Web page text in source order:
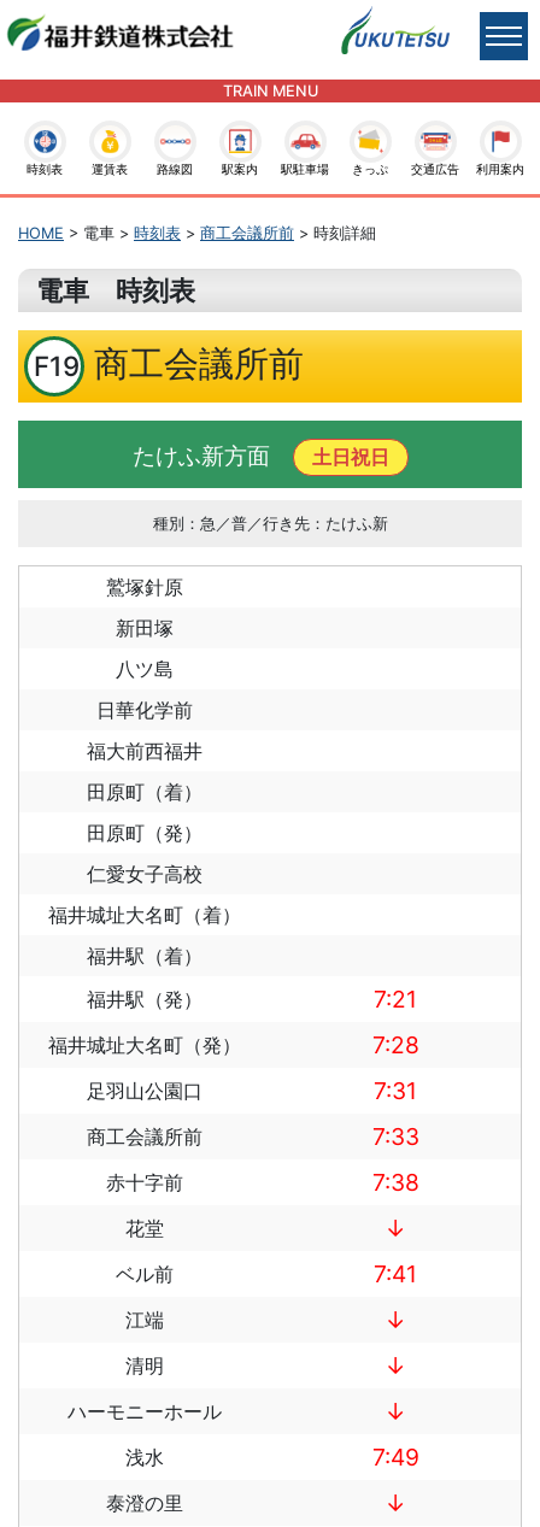
TRAIN MENU
時刻表 運賃表 路線図 駅案内 駅駐車場 きっぷ 交通広告 利用案内
HOME > 電車 > 時刻表 > 商工会議所前 > 時刻詳細
電車 時刻表
F19商工会議所前
たけふ新方面 土日祝日
種別：急／普／行き先：たけふ新
鷲塚針原
新田塚
八ツ島
日華化学前
福大前西福井
田原町（着）
田原町（発）
仁愛女子高校
福井城址大名町（着）
福井駅（着）
福井駅（発）
7:21
福井城址大名町（発） 7:28
足羽山公園口 7:31
商工会議所前 7:33
赤十字前 7:38
花堂 ↓
ベル前 7:41
江端 ↓
清明 ↓
ハーモニーホール ↓
浅水 7:49
泰澄の里 ↓